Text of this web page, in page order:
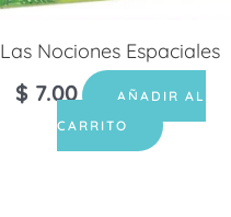
Las Nociones Espaciales
$ 7.00
AÑADIR AL
CARRITO